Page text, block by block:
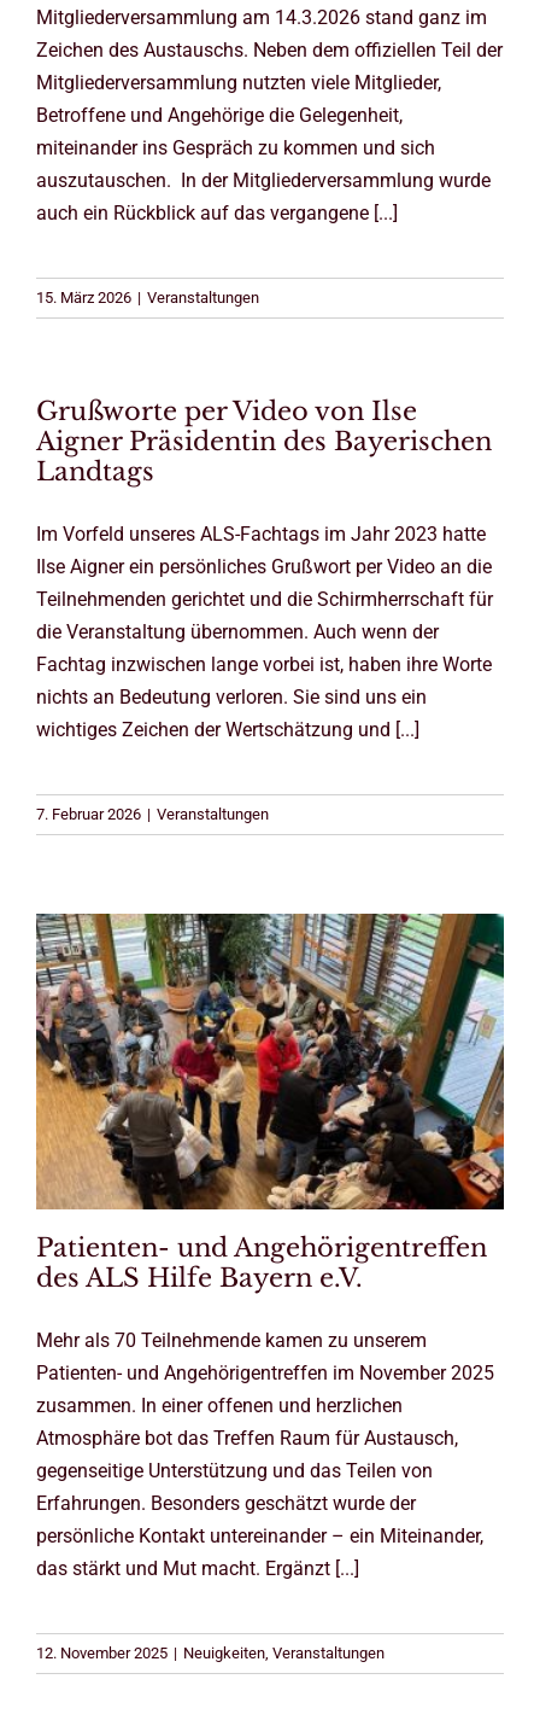
Mitgliederversammlung am 14.3.2026 stand ganz im
Zeichen des Austauschs. Neben dem offiziellen Teil der
Mitgliederversammlung nutzten viele Mitglieder,
Betroffene und Angehörige die Gelegenheit,
miteinander ins Gespräch zu kommen und sich
auszutauschen. In der Mitgliederversammlung wurde
auch ein Rückblick auf das vergangene [...]
15. März 2026 | Veranstaltungen
Grußworte per Video von Ilse
Aigner Präsidentin des Bayerischen
Landtags
Im Vorfeld unseres ALS-Fachtags im Jahr 2023 hatte
Ilse Aigner ein persönliches Grußwort per Video an die
Teilnehmenden gerichtet und die Schirmherrschaft für
die Veranstaltung übernommen. Auch wenn der
Fachtag inzwischen lange vorbei ist, haben ihre Worte
nichts an Bedeutung verloren. Sie sind uns ein
wichtiges Zeichen der Wertschätzung und [...]
7. Februar 2026 | Veranstaltungen
Patienten- und Angehörigentreffen
des ALS Hilfe Bayern e.V.
Mehr als 70 Teilnehmende kamen zu unserem
Patienten- und Angehörigentreffen im November 2025
zusammen. In einer offenen und herzlichen
Atmosphäre bot das Treffen Raum für Austausch,
gegenseitige Unterstützung und das Teilen von
Erfahrungen. Besonders geschätzt wurde der
persönliche Kontakt untereinander – ein Miteinander,
das stärkt und Mut macht. Ergänzt [...]
12. November 2025 | Neuigkeiten, Veranstaltungen